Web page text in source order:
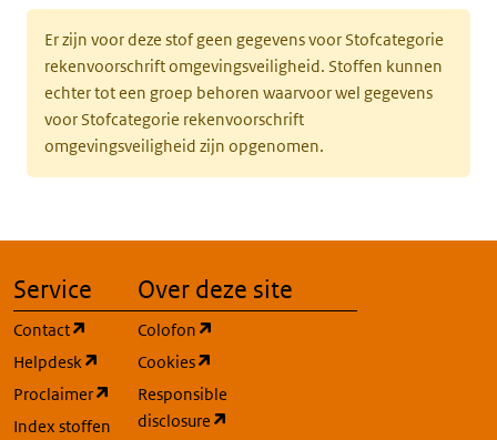
Er zijn voor deze stof geen gegevens voor Stofcategorie
rekenvoorschrift omgevingsveiligheid. Stoffen kunnen
echter tot een groep behoren waarvoor wel gegevens
voor Stofcategorie rekenvoorschrift
omgevingsveiligheid zijn opgenomen.
Service
Contact
(opent in een nieuw tabblad)
Helpdesk
(opent in een nieuw tabblad)
Proclaimer
(opent in een nieuw tabblad)
Index stoffen
Over deze site
Colofon
Cookies
Responsible
disclosure